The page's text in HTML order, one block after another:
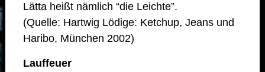
Lätta heißt nämlich “die Leichte”.
(Quelle: Hartwig Lödige: Ketchup, Jeans und
Haribo, München 2002)
Lauffeuer